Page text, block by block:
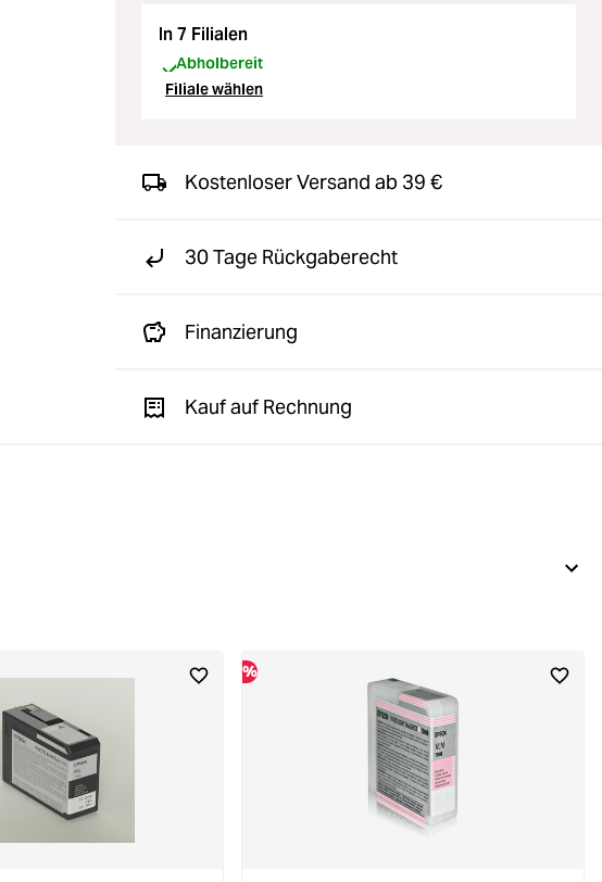
In 7 Filialen
Abholbereit
Filiale wählen
Kostenloser Versand ab 39 €
30 Tage Rückgaberecht
Finanzierung
Kauf auf Rechnung
%